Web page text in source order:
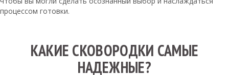
процессом готовки.
КАКИЕ СКОВОРОДКИ САМЫЕ
НАДЕЖНЫЕ?